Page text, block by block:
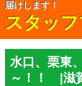
届けします！
スタッ
水口、栗東
～！！ |滋